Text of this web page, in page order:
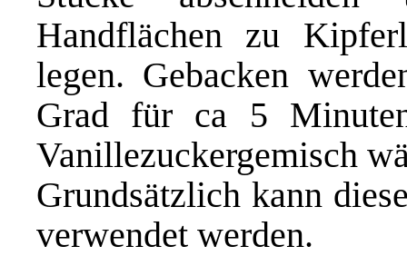
Handflächen zu
legen. Gebacken
Grad für ca 5
Vanillezuckergemisch
Grundsätzlich kann
verwendet werden.